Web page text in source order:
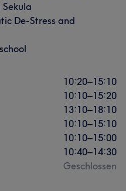
De-Stress and
10:20–15:10
10:10–15:20
13:10–18:10
10:10–15:10
10:10–15:00
10:40–14:30
Geschlossen